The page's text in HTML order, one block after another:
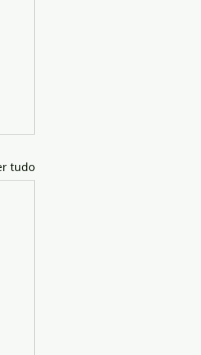
tudo